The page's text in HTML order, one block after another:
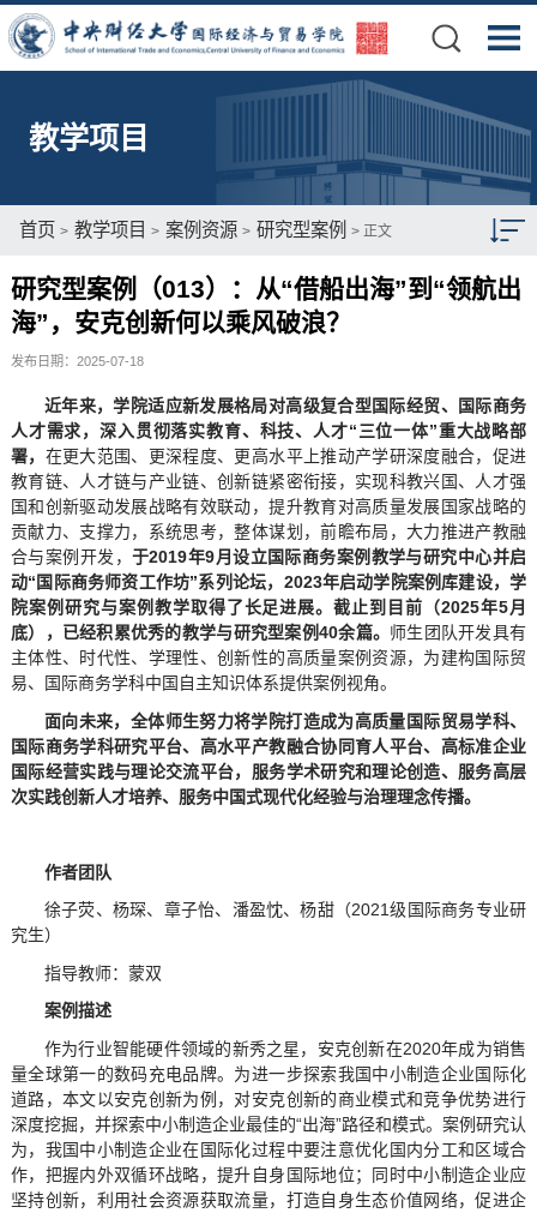
教学项目
首页 > 教学项目 > 案例资源 > 研究型案例 > 正文
本科项目
博士项目
博士后项目
来华留学生教育
教学资源
案例资源
研究型案例（013）：从“借船出海”到“领航出
海”，安克创新何以乘风破浪？
发布日期：2025-07-18
近年来，学院适应新发展格局对高级复合型国际经贸、国际商务
人才需求，深入贯彻落实教育、科技、人才“三位一体”重大战略部
署， 在更大范围、更深程度、更高水平上推动产学研深度融合，促进
教育链、人才链与产业链、创新链紧密衔接，实现科教兴国、人才强
国和创新驱动发展战略有效联动，提升教育对高质量发展国家战略的
贡献力、支撑力，系统思考，整体谋划，前瞻布局，大力推进产教融
合与案例开发， 于2019年9月设立国际商务案例教学与研究中心并启
动“国际商务师资工作坊”系列论坛，2023年启动学院案例库建设，学
院案例研究与案例教学取得了长足进展。截止到目前（2025年5月
底），已经积累优秀的教学与研究型案例40余篇。 师生团队开发具有
主体性、时代性、学理性、创新性的高质量案例资源，为建构国际贸
易、国际商务学科中国自主知识体系提供案例视角。
面向未来，全体师生努力将学院打造成为高质量国际贸易学科、
国际商务学科研究平台、高水平产教融合协同育人平台、高标准企业
国际经营实践与理论交流平台，服务学术研究和理论创造、服务高层
次实践创新人才培养、服务中国式现代化经验与治理理念传播。
作者团队
徐子荧、杨琛、章子怡、潘盈忱、杨甜（2021级国际商务专业研
究生）
指导教师：蒙双
案例描述
作为行业智能硬件领域的新秀之星，安克创新在2020年成为销售
量全球第一的数码充电品牌。为进一步探索我国中小制造企业国际化
道路，本文以安克创新为例，对安克创新的商业模式和竞争优势进行
深度挖掘，并探索中小制造企业最佳的“出海”路径和模式。案例研究认
为，我国中小制造企业在国际化过程中要注意优化国内分工和区域合
作，把握内外双循环战略，提升自身国际地位；同时中小制造企业应
坚持创新，利用社会资源获取流量，打造自身生态价值网络，促进企